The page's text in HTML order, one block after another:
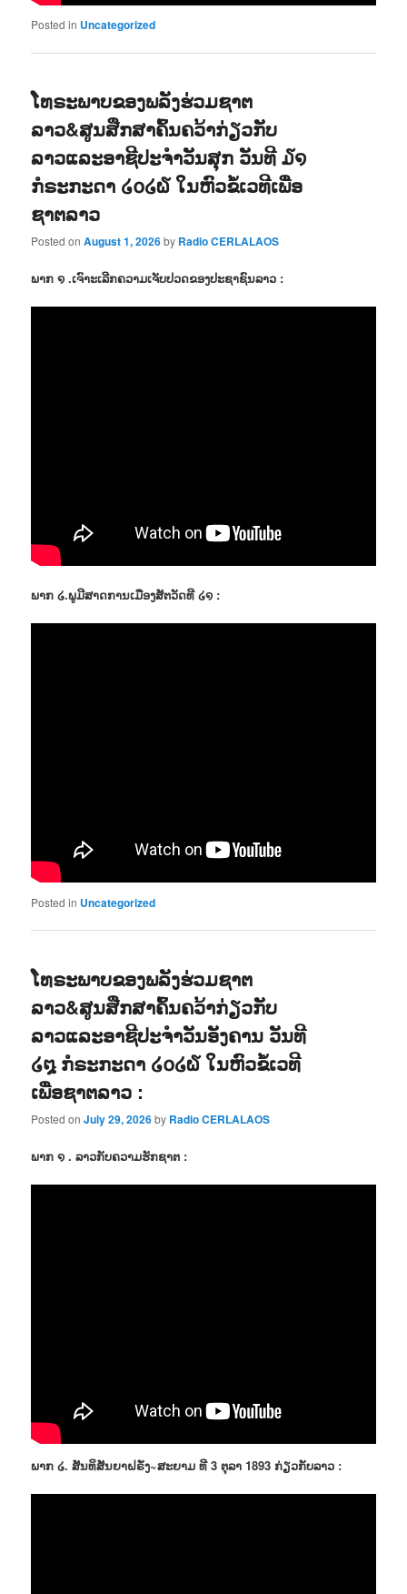
Posted in Uncategorized
ໂທຣະພາບຂອງພລັງຮ່ວມຊາຕ
ລາວ&ສູນສືກສາຄົ້ນຄວ້າກ່ຽວກັບ
ລາວແລະອາຊີປະຈຳວັນສຸກ ວັນທີ ໓໑
ກໍຣະກະດາ ໒໐໒໖ ໃນຫົວຂໍ້ເວທີເພື່ອ
ຊາຕລາວ
Posted onAugust 1, 2026by Radio CERLALAOS
ພາກ ໑ .ເຈົາະເລີກຄວາມເຈັບປວດຂອງປະຊາຊົນລາວ :
ພາກ ໒.ພູມີສາດການເມືອງສັຕວັດທີ ໒໑ :
Posted in Uncategorized
ໂທຣະພາບຂອງພລັງຮ່ວມຊາຕ
ລາວ&ສູນສືກສາຄົ້ນຄວ້າກ່ຽວກັບ
ລາວແລະອາຊີປະຈຳວັນອັງຄານ ວັນທີ
໒໘ ກໍຣະກະດາ ໒໐໒໖ ໃນຫົວຂໍ້ເວທີ
ເພື່ອຊາຕລາວ :
Posted onJuly 29, 2026by Radio CERLALAOS
ພາກ ໑ . ລາວກັບຄວາມຮັກຊາຕ :
ພາກ ໒. ສັນທິສັນຍາຝຣັ່ງ~ສະຍາມ ທີ 3 ຕຸລາ 1893 ກ່ຽວກັບລາວ :